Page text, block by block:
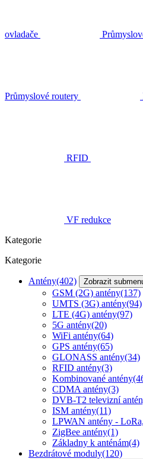
ovladače
Průmyslové routery
RFID
VF redukce
Kategorie
Kategorie
Antény(402) Zobrazit
GSM (2G) antény(137)
UMTS (3G) antény(94)
LTE (4G) antény(97)
5G antény(20)
WiFi antény(64)
GPS antény(65)
GLONASS antény(34)
RFID antény(3)
Kombinované antény
CDMA antény(3)
DVB-T2 televizní
ISM antény(11)
LPWAN antény -
ZigBee antény(1)
Základny k anténám(4)
Bezdrátové moduly(120)